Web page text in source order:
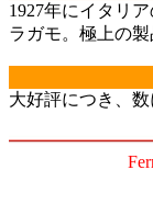
1927年にイタリ
ラガモ。極上の
大好評につき、